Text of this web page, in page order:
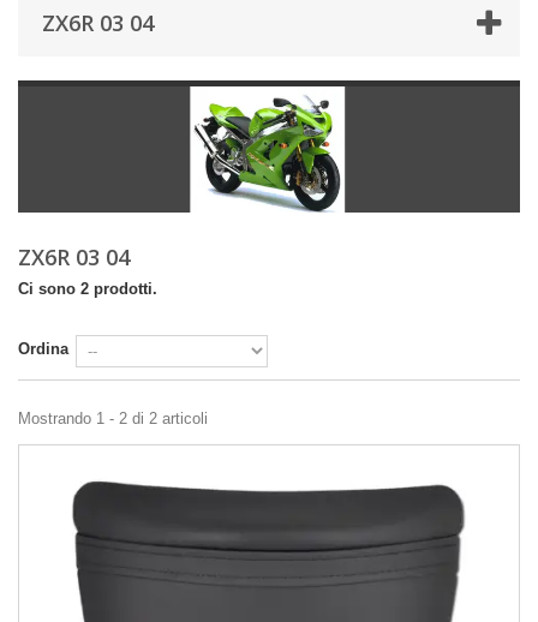
ZX6R 03 04
ZX6R 03 04
Ci sono 2 prodotti.
Ordina
Mostrando 1 - 2 di 2 articoli